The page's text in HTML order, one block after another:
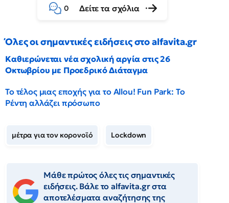
0 Δείτε τα σχόλια
Όλες οι σημαντικές ειδήσεις στο alfavita.gr
Καθιερώνεται νέα σχολική αργία στις 26
Οκτωβρίου με Προεδρικό Διάταγμα
Το τέλος μιας εποχής για το Allou! Fun Park: Το
Ρέντη αλλάζει πρόσωπο
μέτρα για τον κορονοϊό Lockdown
Μάθε πρώτος όλες τις σημαντικές
ειδήσεις. Βάλε το alfavita.gr στα
αποτελέσματα αναζήτησης της